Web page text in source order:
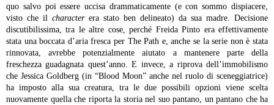
quo salvo poi essere uccisa drammaticamente (e con sommo dispiacere,
visto che il characterera stato ben delineato) da sua madre. Decisione
discutibilissima, tra le altre cose, perché Freida Pinto era effettivamente
stata una boccata d’aria fresca per The Path e, anche se la serie non è stata
rinnovata, avrebbe potenzialmente aiutato a mantenere parte della
freschezza guadagnata quest’anno. E invece, a riprova dell’immobilismo
che Jessica Goldberg (in “Blood Moon” anche nel ruolo di sceneggiatrice)
ha imposto alla sua creatura, tra le due possibili opzioni viene scelta
nuovamente quella che riporta la storia nel suo pantano, un pantano che ha